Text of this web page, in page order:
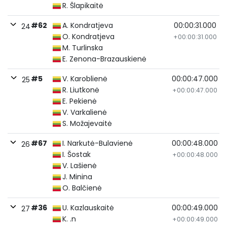
R. Šlapikaitė
24#62
A. Kondratjeva
O. Kondratjeva
M. Turlinska
E. Zenona-Brazauskienė
00:00:31.000
+00:00:31.000
25 #5
V. Karoblienė
R. Liutkonė
E. Pekienė
V. Varkalienė
S. Možajevaitė
00:00:47.000
+00:00:47.000
26 #67
I. Narkutė-Bulavienė
I. Šostak
V. Lašienė
J. Minina
O. Balčienė
00:00:48.000
+00:00:48.000
27 #36
U. Kazlauskaitė
K. .n
00:00:49.000
+00:00:49.000